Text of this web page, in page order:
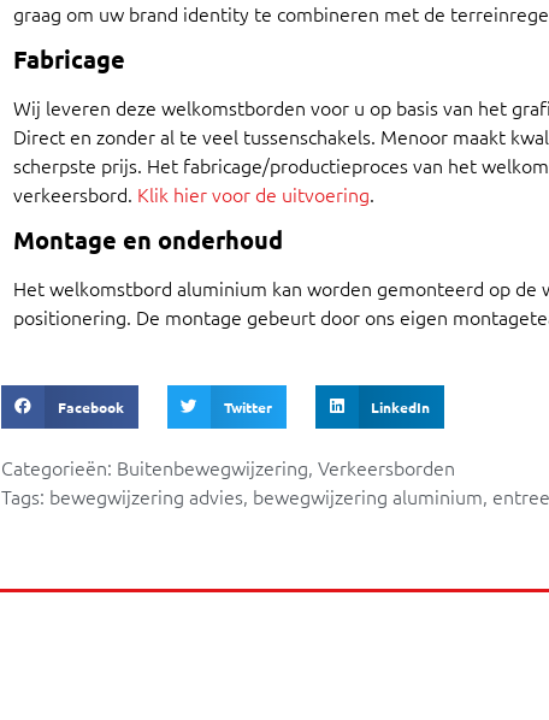
graag om uw brand identity te combineren met de
Fabricage
Wij leveren deze welkomstborden voor u op basis van het
Direct en zonder al te veel tussenschakels. Menoor maakt
scherpste prijs. Het fabricage/productieproces van het
verkeersbord. Klik hier voor de uitvoering.
Montage en onderhoud
Het welkomstbord aluminium kan worden gemonteerd op
positionering. De montage gebeurt door ons eigen
Facebook Twitter LinkedIn
Categorieën: Buitenbewegwijzering, Verkeersborden
Tags: bewegwijzering advies, bewegwijzering aluminium,